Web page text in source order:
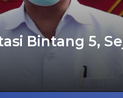
Bintang 5,